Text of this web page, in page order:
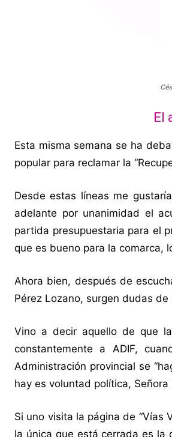
El
Esta misma semana se ha
popular para reclamar la
Desde estas líneas me
adelante por unanimidad el
partida presupuestaria para el
que es bueno para la comarca,
Ahora bien, después de
Pérez Lozano, surgen dudas
Vino a decir aquello de que
constantemente a ADIF,
Administración provincial se
hay es voluntad política, Señora
Si uno visita la página de “Vías
la única que está cerrada es la